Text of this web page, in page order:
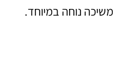
נוחה במיוחד.